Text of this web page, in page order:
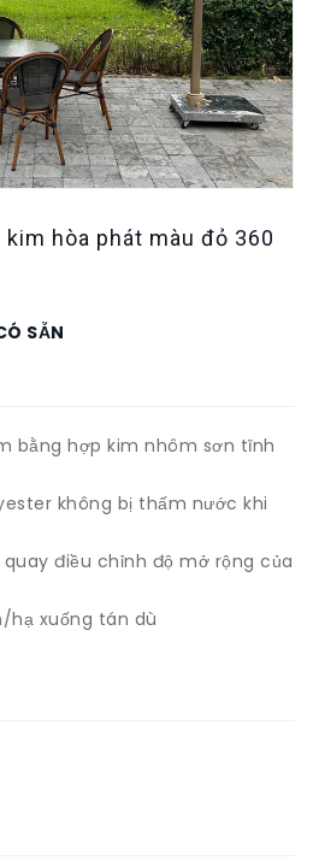
hòa phát màu đỏ 360
SẴN
bằng hợp kim nhôm sơn tĩnh
không bị thấm nước khi
điều chỉnh độ mở rộng của
hạ xuống tán dù